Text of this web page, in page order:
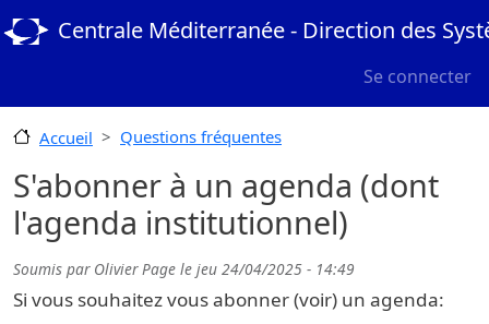
Centrale Méditerranée - Direction des
User menu
Se connecter
Accueil Questions fréquentes
S'abonner à un agenda (dont
l'agenda institutionnel)
Soumis par Olivier Page le jeu 24/04/2025 - 14:49
Si vous souhaitez vous abonner (voir) un agenda: